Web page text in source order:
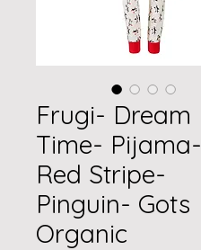
Frugi- Dream
Time- Pijama-
Red Stripe-
Pinguin- Gots
Organic